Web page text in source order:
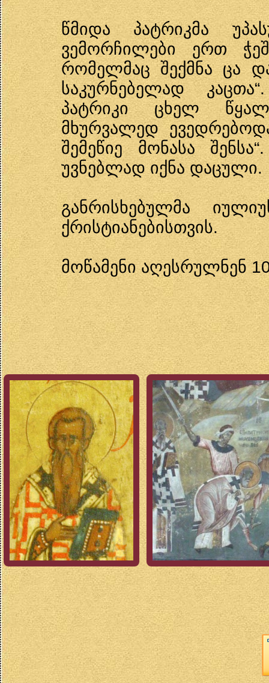
წმიდა პატრიკმა
ვემორჩილები ერთ
რომელმაც შექმნა ცა
საკურნებელად
პატრიკი ცხელ
მხურვალედ
შემეწიე მონასა
უვნებლად იქნა დაცული.
განრისხებულმა
ქრისტიანებისთვის.
მოწამენი აღესრულნენ